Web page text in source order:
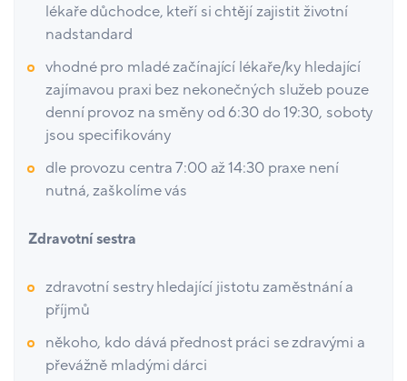
lékaře důchodce, kteří si chtějí zajistit životní
nadstandard
vhodné pro mladé začínající lékaře/ky hledající
zajímavou praxi bez nekonečných služeb pouze
denní provoz na směny od 6:30 do 19:30, soboty
jsou specifikovány
dle provozu centra 7:00 až 14:30 praxe není
nutná, zaškolíme vás
Zdravotní sestra
zdravotní sestry hledající jistotu zaměstnání a
příjmů
někoho, kdo dává přednost práci se zdravými a
převážně mladými dárci